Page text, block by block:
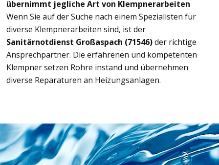
übernimmt jegliche Art von Klempnerarbeiten
Wenn Sie auf der Suche nach einem Spezialisten für
diverse Klempnerarbeiten sind, ist der
Sanitärnotdienst Großaspach (71546)der richtige
Ansprechpartner. Die erfahrenen und kompetenten
Klempner setzen Rohre instand und übernehmen
diverse Reparaturen an Heizungsanlagen.